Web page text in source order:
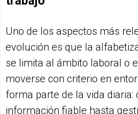
Uno de los aspectos más
evolución es que la
se limita al ámbito laboral o
moverse con criterio en
forma parte de la vida diaria:
información fiable hasta